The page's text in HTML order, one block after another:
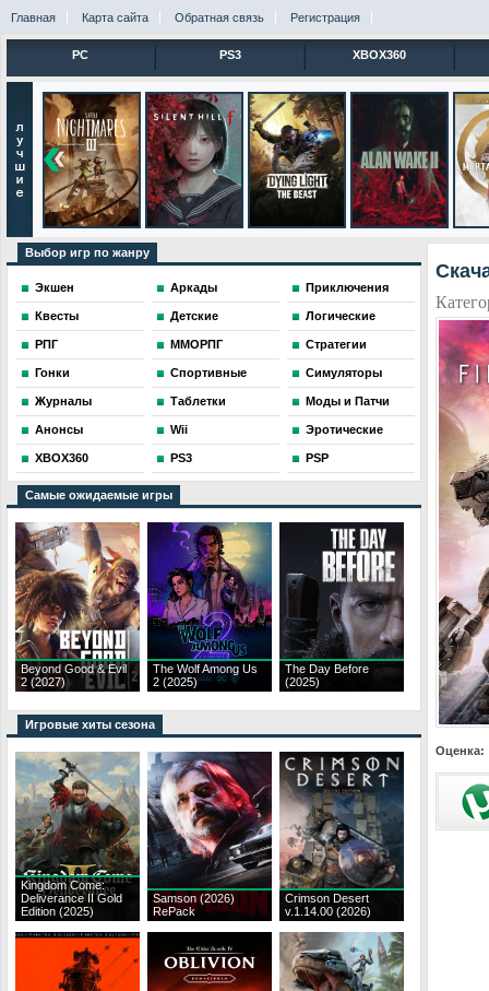
Главная Карта сайта Обратная связь Регистрация
PC PS3 XBOX360
Выбор игр по жанру
Экшен Аркады Приключения
Квесты Детские Логические
РПГ ММОРПГ Стратегии
Гонки Спортивные Симуляторы
Журналы Таблетки Моды и Патчи
Анонсы Wii Эротические
XBOX360 PS3 PSP
Самые ожидаемые игры
Beyond Good & Evil
2 (2027)
The Wolf Among Us
2 (2025)
The Day Before
(2025)
Игровые хиты сезона
Kingdom Come:
Deliverance II Gold
Edition (2025)
Samson (2026)
RePack
Crimson Desert
v.1.14.00 (2026)
Оценка: